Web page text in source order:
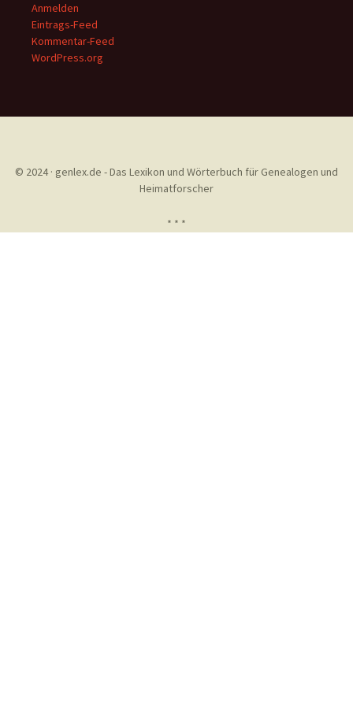
Anmelden
Eintrags-Feed
Kommentar-Feed
WordPress.org
© 2024 · genlex.de - Das Lexikon und Wörterbuch für Genealogen und
Heimatforscher
* * *